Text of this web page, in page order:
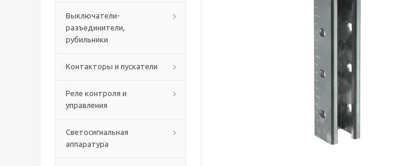
Выключатели-
разъединители,
рубильники
Контакторы и пускатели
Реле контроля и
управления
Светосигнальная
аппаратура